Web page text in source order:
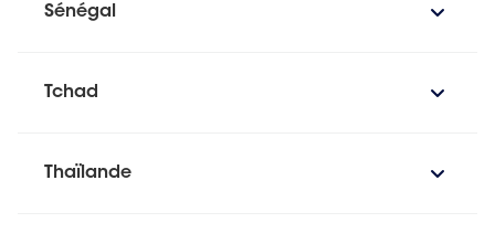
Sénégal
Tchad
Thaïlande